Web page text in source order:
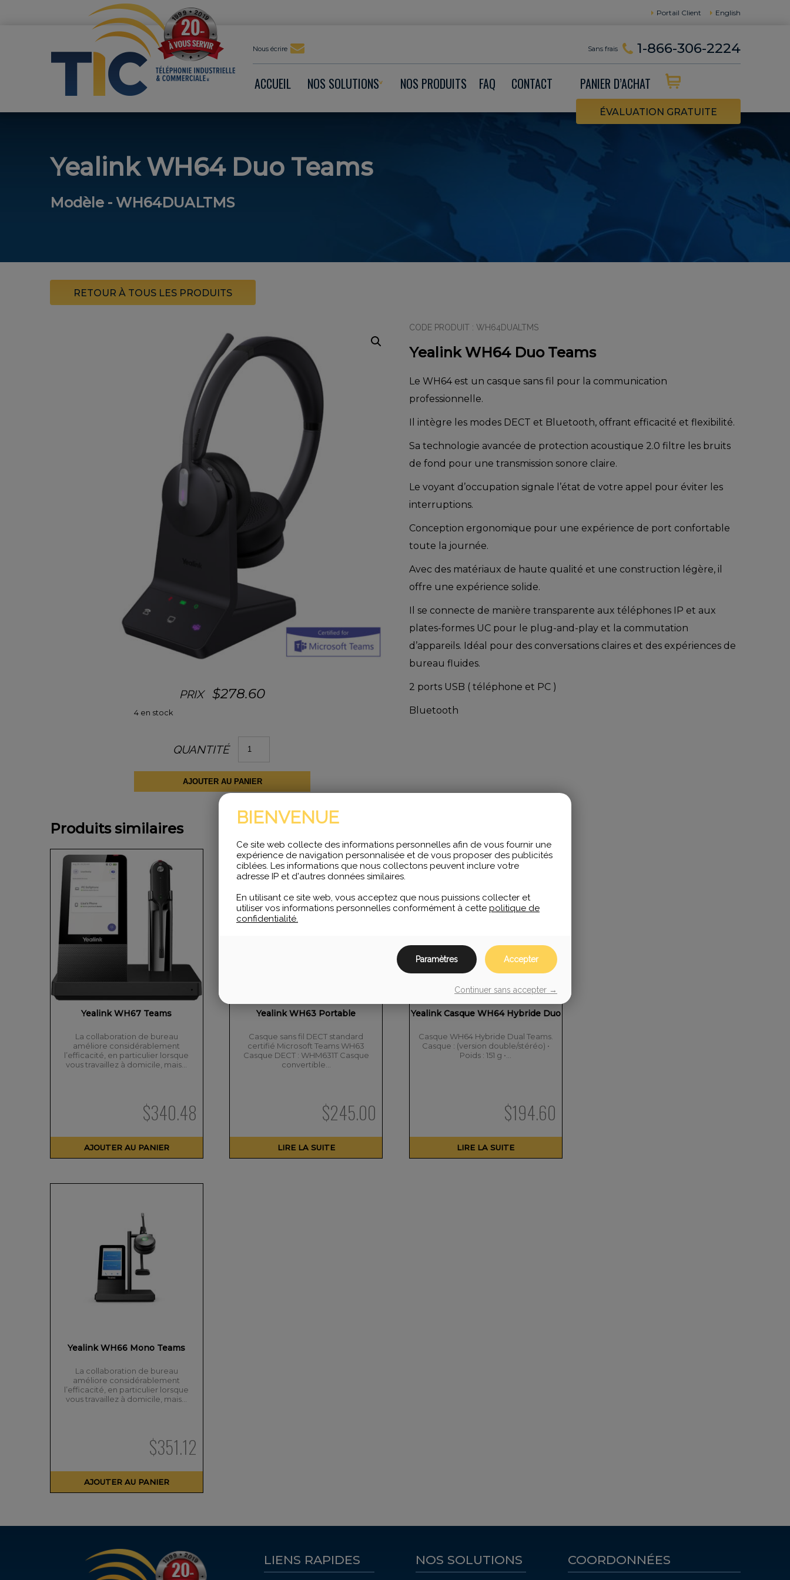
English
Portail Client
Nous écrire Sans frais 1-866-306-2224
ACCUEIL NOS SOLUTIONS NOS PRODUITS FAQ CONTACT PANIER D’ACHAT
ÉVALUATION GRATUITE
Yealink WH64 Duo Teams
Modèle - WH64DUALTMS
RETOUR À TOUS LES PRODUITS
PRIX $278.60
4 en stock
QUANTITÉ
Duo
AJOUTER AU PANIER
CODE PRODUIT : WH64DUALTMS
Yealink WH64 Duo Teams
Le WH64 est un casque sans fil pour la communication
professionnelle.
Il intègre les modes DECT et Bluetooth, offrant efficacité et flexibilité.
Sa technologie avancée de protection acoustique 2.0 filtre les bruits
de fond pour une transmission sonore claire.
Le voyant d’occupation signale l’état de votre appel pour éviter les
interruptions.
Conception ergonomique pour une expérience de port confortable
toute la journée.
Avec des matériaux de haute qualité et une construction légère, il
offre une expérience solide.
Il se connecte de manière transparente aux téléphones IP et aux
plates-formes UC pour le plug-and-play et la commutation
d’appareils. Idéal pour des conversations claires et des expériences de
bureau fluides.
2 ports USB ( téléphone et PC )
Bluetooth
Produits similaires
Yealink WH67 Teams
La collaboration de bureau
améliore considérablement
l’efficacité, en particulier lorsque
vous travaillez à domicile, mais…
$340.48
AJOUTER AU PANIER
Yealink WH63 Portable
Casque sans fil DECT standard
certifié Microsoft Teams WH63
Casque DECT : WHM631T Casque
convertible…
$245.00
LIRE LA SUITE
Yealink Casque WH64 Hybride Duo
Casque WH64 Hybride Dual Teams.
Casque : (version double/stéréo) •
Poids : 151 g •…
$194.60
LIRE LA SUITE
Yealink WH66 Mono Teams
La collaboration de bureau
améliore considérablement
l’efficacité, en particulier lorsque
vous travaillez à domicile, mais…
$351.12
AJOUTER AU PANIER
LIENS RAPIDES NOS SOLUTIONS COORDONNÉES
BIENVENUE
Ce site web collecte des informations personnelles afin de vous fournir une
expérience de navigation personnalisée et de vous proposer des publicités
ciblées. Les informations que nous collectons peuvent inclure votre
adresse IP et d'autres données similaires.
En utilisant ce site web, vous acceptez que nous puissions collecter et
utiliser vos informations personnelles conformément à cette politique de
confidentialité.
Paramètres Accepter
Continuer sans accepter →